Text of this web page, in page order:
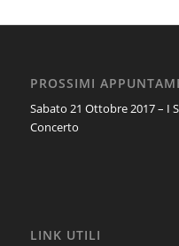
PROSSIMI
Sabato 21 Ottobre 2017 – I
Concerto
LINK UTILI